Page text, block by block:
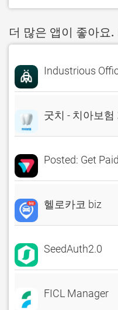
더 많은 앱이 좋아요
Industrious
굿치 - 치아보
Posted: Get
헬로카코 biz
SeedAuth2.0
FICL Manager